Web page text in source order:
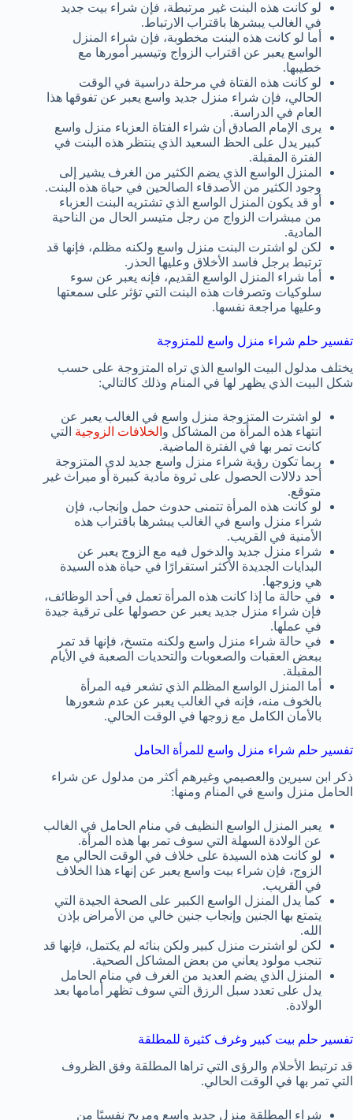
لو كانت هذه البنت غير مرتبطة، فإن شراء بيت جديد
في الغالب يبشرها باقتراب الارتباط.
أما لو كانت هذه البنت مخطوبة، فإن شراء المنزل
الواسع يعبر عن اقتراب الزواج وتيسير أمورها مع
خطيبها.
لو كانت هذه الفتاة في مرحلة دراسية في الوقت
الحالي، فإن شراء منزل جديد واسع يعبر عن تفوقها هذا
العام في الدراسة.
يرى الإمام الصادق أن شراء الفتاة العزباء منزل واسع
كبير يدل على الحظ السعيد الذي ينتظر هذه البنت في
الفترة المقبلة.
المنزل الواسع الذي يضم الكثير من الغرف يشير إلى
وجود الكثير من الأصدقاء الصالحين في حياة هذه البنت.
أو قد يكون المنزل الواسع الذي تشتريه البنت العزباء
من مبشرات الزواج من رجل متيسر الحال من الناحية
المادية.
لكن لو اشترت البنت منزل واسع ولكنه مظلم، فإنها قد
ترتبط برجل فاسد الأخلاق وعليها الحذر.
أما شراء المنزل الواسع القديم، فإنه يعبر عن سوء
سلوكيات وتصرفات هذه البنت التي تؤثر على سمعتها
وعليها مراجعة نفسها.
تفسير حلم شراء منزل واسع للمتزوجة
يختلف مدلول البيت الواسع الذي تراه المتزوجة على حسب
شكل البيت الذي يظهر لها في المنام وذلك كالتالي:
لو اشترت المتزوجة منزل واسع في الغالب يعبر عن
انتهاء هذه المرأة من المشاكل و الخلافات الزوجية التي
كانت تمر بها في الفترة الماضية.
ربما تكون رؤية شراء منزل واسع جديد لدى المتزوجة
أحد دلالات الحصول على ثروة مادية كبيرة أو ميراث غير
متوقع.
لو كانت هذه المرأة تتمنى حدوث حمل وإنجاب، فإن
شراء منزل واسع في الغالب يبشرها باقتراب هذه
الأمنية في القريب.
شراء منزل جديد والدخول فيه مع الزوج يعبر عن
البدايات الجديدة الأكثر استقرارًا في حياة هذه السيدة
هي وزوجها.
في حالة ما إذا كانت هذه المرأة تعمل في أحد الوظائف،
فإن شراء منزل جديد يعبر عن حصولها على ترقية جيدة
في عملها.
في حالة شراء منزل واسع ولكنه متسخ، فإنها قد تمر
ببعض العقبات والصعوبات والتحديات الصعبة في الأيام
المقبلة.
أما المنزل الواسع المظلم الذي تشعر فيه المرأة
بالخوف منه، فإنه في الغالب يعبر عن عدم شعورها
بالأمان الكامل مع زوجها في الوقت الحالي.
تفسير حلم شراء منزل واسع للمرأة الحامل
ذكر ابن سيرين والعصيمي وغيرهم أكثر من مدلول عن شراء
الحامل منزل واسع في المنام ومنها:
يعبر المنزل الواسع النظيف في منام الحامل في الغالب
عن الولادة السهلة التي سوف تمر بها هذه المرأة.
لو كانت هذه السيدة على خلاف في الوقت الحالي مع
الزوج، فإن شراء بيت واسع يعبر عن إنهاء هذا الخلاف
في القريب.
كما يدل المنزل الواسع الكبير على الصحة الجيدة التي
يتمتع بها الجنين وإنجاب جنين خالي من الأمراض بإذن
الله.
لكن لو اشترت منزل كبير ولكن بنائه لم يكتمل، فإنها قد
تنجب مولود يعاني من بعض المشاكل الصحية.
المنزل الذي يضم العديد من الغرف في منام الحامل
يدل على تعدد سبل الرزق التي سوف تظهر أمامها بعد
الولادة.
تفسير حلم بيت كبير وغرف كثيرة للمطلقة
قد ترتبط الأحلام والرؤى التي تراها المطلقة وفق الظروف
التي تمر بها في الوقت الحالي.
شراء المطلقة منزل جديد واسع ومريح نفسيًا من